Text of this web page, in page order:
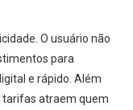
O usuário não
para
e rápido. Além
tarifas atraem quem